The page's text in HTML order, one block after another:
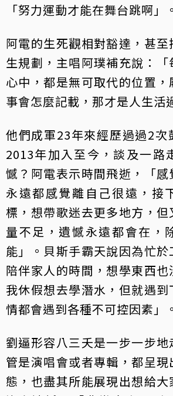
「努力運動才能在舞台跳啊」。
阿電的生死觀相對豁達，甚
生規劃，主唱阿璞補充說：
心中，都是無可取代的位置
事會怎麼記載，那才是人生活
他們成軍23年來經歷過過2次
2013年加入至今，談及一路
憾？阿電表示時間飛逝，「感
永遠都感覺離自己很遠，接
標，想帶歌迷去更多地方，但
量不足，遺憾永遠都會在，
能」。貝斯手霸天說因為忙
陪伴家人的時間，想學東西
我休假想去學潛水，但就遇
情都會遇到各種不可控因素」。
劉逼形容八三夭是一步一步
管是演唱會或者專輯，都呈
態，也盡其所能展現出想給